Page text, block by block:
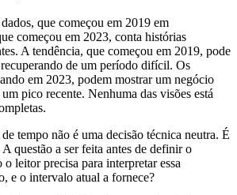
que começou em 2019 em
começou em 2023, conta histórias
A tendência, que começou em 2019, pode
de um período difícil. Os
em 2023, podem mostrar um negócio
pico recente. Nenhuma das visões está
tempo não é uma decisão técnica neutra. É
questão a ser feita antes de definir o
leitor precisa para interpretar essa
e o intervalo atual a fornece?